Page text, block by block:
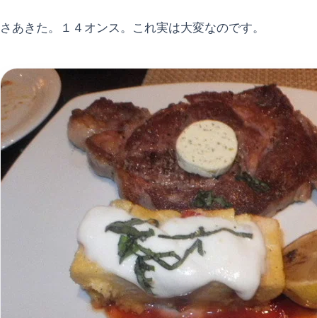
さあきた。１４オンス。これ実は大変なのです。